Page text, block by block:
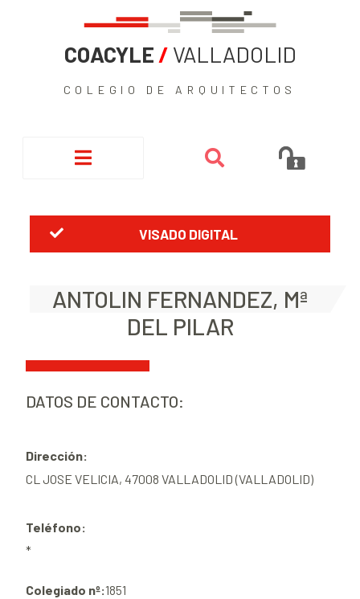
COACYLE / VALLADOLID
COLEGIO DE ARQUITECTOS
VISADO DIGITAL
ANTOLIN FERNANDEZ, Mª
DEL PILAR
DATOS DE CONTACTO:
Dirección:
CL JOSE VELICIA, 47008 VALLADOLID (VALLADOLID)
Teléfono:
*
Colegiado nº:1851